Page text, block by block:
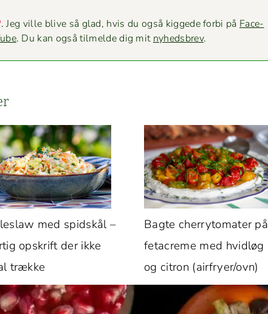
. Jeg ville blive så glad, hvis du også kiggede for­bi på Face­
. Du kan også tilmelde dig mit nyheds­brev.
med spid­skål –
opskrift der ikke
trække
Bagte cher­ry­to­mater på
fetacreme med hvidløg
og cit­ron (airfryer/ovn)